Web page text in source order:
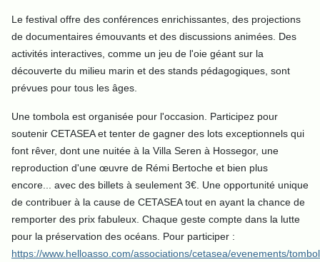
Le festival offre des conférences enrichissantes, des projections
de documentaires émouvants et des discussions animées. Des
activités interactives, comme un jeu de l'oie géant sur la
découverte du milieu marin et des stands pédagogiques, sont
prévues pour tous les âges.
Une tombola est organisée pour l'occasion. Participez pour
soutenir CETASEA et tenter de gagner des lots exceptionnels qui
font rêver, dont une nuitée à la Villa Seren à Hossegor, une
reproduction d'une œuvre de Rémi Bertoche et bien plus
encore... avec des billets à seulement 3€. Une opportunité unique
de contribuer à la cause de CETASEA tout en ayant la chance de
remporter des prix fabuleux. Chaque geste compte dans la lutte
pour la préservation des océans. Pour participer :
https://www.helloasso.com/associations/cetasea/evenements/